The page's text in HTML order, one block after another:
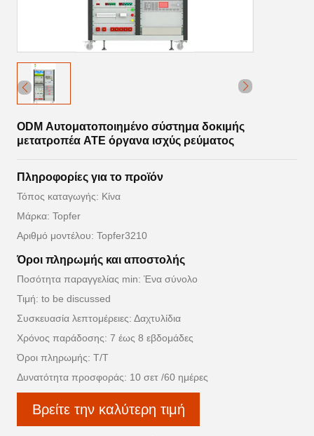
ODM Αυτοματοποιημένο σύστημα δοκιμής
μετατροπέα ATE όργανα ισχύς ρεύματος
Πληροφορίες για το προϊόν
Τόπος καταγωγής: Κίνα
Μάρκα: Topfer
Αριθμό μοντέλου: Topfer3210
Όροι πληρωμής και αποστολής
Ποσότητα παραγγελίας min: Ένα σύνολο
Τιμή: to be discussed
Συσκευασία λεπτομέρειες: Δαχτυλίδια
Χρόνος παράδοσης: 7 έως 8 εβδομάδες
Όροι πληρωμής: Τ/Τ
Δυνατότητα προσφοράς: 10 σετ /60 ημέρες
Βρείτε την καλύτερη τιμή